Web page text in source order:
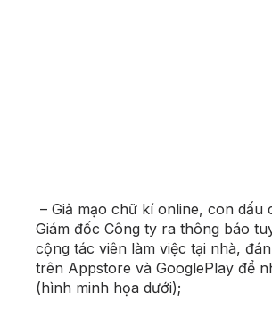
– Giả mạo chữ kí online, con dấu
Giám đốc Công ty ra thông báo
cộng tác viên làm việc tại nhà,
trên Appstore và GooglePlay để
(hình minh họa dưới);